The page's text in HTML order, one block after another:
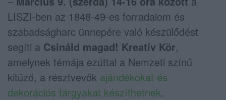
LISZI-ben az 1848-49-es forradalom és
szabadságharc ünnepére való készülődést
segíti a Csináld magad! Kreatív Kör,
amelynek témája ezúttal a Nemzeti színű
kitűző, a résztvevők ajándékokat és
dekorációs tárgyakat készíthetnek.